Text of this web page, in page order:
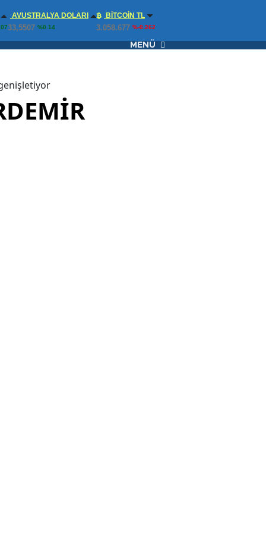
AVUSTRALYA DOLARI
33,5507 %0.14
BITCOIN TL
3.058.677 %-0.262
MENÜ